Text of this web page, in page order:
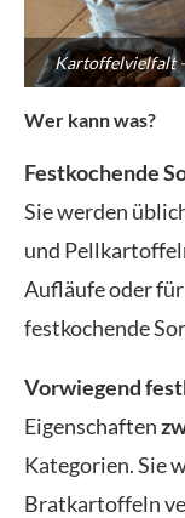
Kartoffelvielfalt
Wer kann was?
Festkochende
Sie werden
und
Aufläufe oder
festkochende
Vorwiegend
Eigenschaften
Kategorien. Sie
Bratkartoffeln